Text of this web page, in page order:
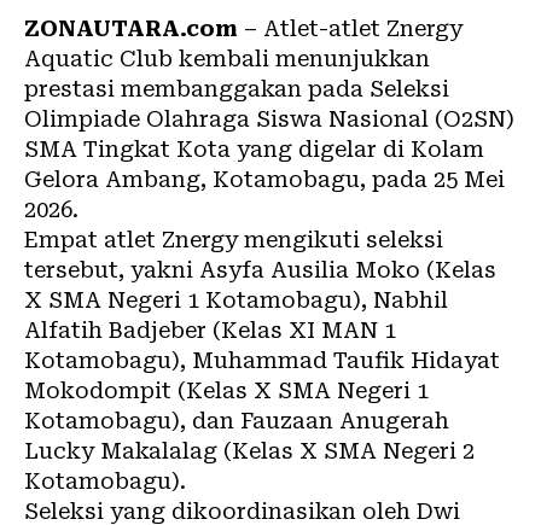
ZONAUTARA.com – Atlet-atlet Znergy
Aquatic Club kembali menunjukkan
prestasi membanggakan pada Seleksi
Olimpiade Olahraga Siswa Nasional (O2SN)
SMA Tingkat Kota yang digelar di Kolam
Gelora Ambang, Kotamobagu, pada 25 Mei
2026.
Empat atlet Znergy mengikuti seleksi
tersebut, yakni Asyfa Ausilia Moko (Kelas
X SMA Negeri 1 Kotamobagu), Nabhil
Alfatih Badjeber (Kelas XI MAN 1
Kotamobagu), Muhammad Taufik Hidayat
Mokodompit (Kelas X SMA Negeri 1
Kotamobagu), dan Fauzaan Anugerah
Lucky Makalalag (Kelas X SMA Negeri 2
Kotamobagu).
Seleksi yang dikoordinasikan oleh Dwi